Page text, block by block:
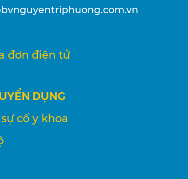
đơn điện tử
DỤNG
cố y khoa